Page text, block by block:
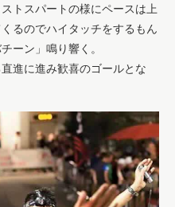
トスパートの様にペースは上
るのでハイタッチをするもん
ーン」鳴り響く。
進に進み歓喜のゴールとな